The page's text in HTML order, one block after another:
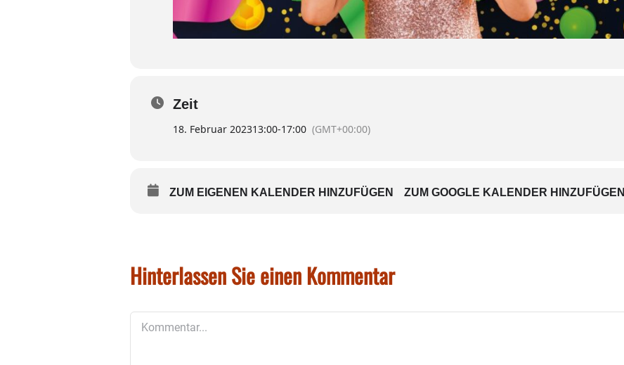
Zeit
18. Februar 202313:00-17:00 (GMT+00:00)
ZUM EIGENEN KALENDER HINZUFÜGEN ZUM GOOGLE KALENDER HINZUFÜGEN
Hinterlassen Sie einen Kommentar